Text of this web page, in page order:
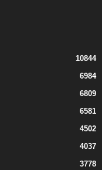
10844
6984
6809
6581
4502
4037
3778